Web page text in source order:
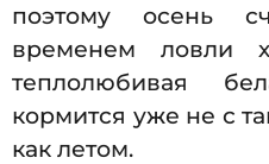
поэтому осень
временем ловли
теплолюбивая
кормится уже не с
как летом.